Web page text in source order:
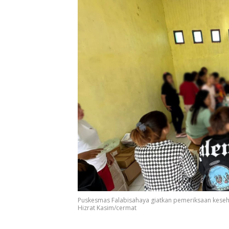
Puskesmas Falabisahaya giatkan pemeriksaan
Hizrat Kasim/cermat